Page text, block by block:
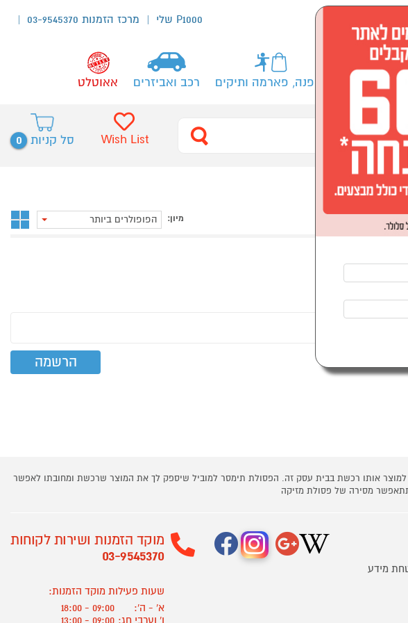
P1000 שלי מרכז הזמנות 03-9545370
וילדים אופנה, פארמה ותיקים רכב ואביזרים אאוטלט
סל קניות 0 Wish List
מיון: הפופולרים ביותר
אותו רכשת בבית עסק זה. הפסולת תימסר למוביל שיספק לך את המוצר שרכשת ומחובתו לאפשר
מסירה של פסולת מזיקה
מידע
מוקד הזמנות ושירות לקוחות
03-9545370
שעות פעילות מוקד הזמנות:
א' - ה':
09:00 - 18:00
ו' וערבי חג: 09:00 - 13:00